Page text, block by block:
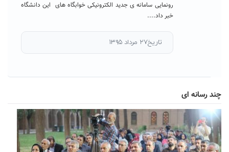
رونمایی سامانه ی جدید الکترونیکی خوابگاه های این دانشگاه
خبر داد....
تاریخ۲۷ مرداد ۱۳۹۵
چند رسانه ای